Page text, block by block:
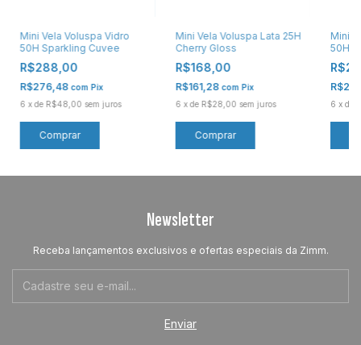
Mini Vela Voluspa Vidro
50H Sparkling Cuvee
R$288,00
R$276,48 com Pix
6 xde R$48,00 sem juros
Mini Vela Voluspa Lata 25H
Cherry Gloss
R$168,00
R$161,28 com Pix
6 xde R$28,00 sem juros
Mini
50H
6 x de
Newsletter
Receba lançamentos exclusivos e ofertas especiais da Zimm.